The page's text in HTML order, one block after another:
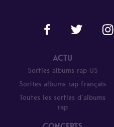
ACTU
Sorties albums rap US
Sorties albums rap français
Toutes les sorties d’albums
rap